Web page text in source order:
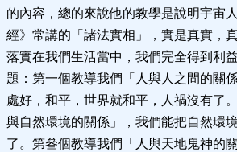
的內容，總的來說他的教學是說明宇宙
經》常講的「諸法實相」，實是真實，
落實在我們生活當中，我們完全得到利
題：第一個教導我們「人與人之間的關
處好，和平，世界就和平，人禍沒有了
與自然環境的關係」，我們能把自然環
了。第叄個教導我們「人與天地鬼神的